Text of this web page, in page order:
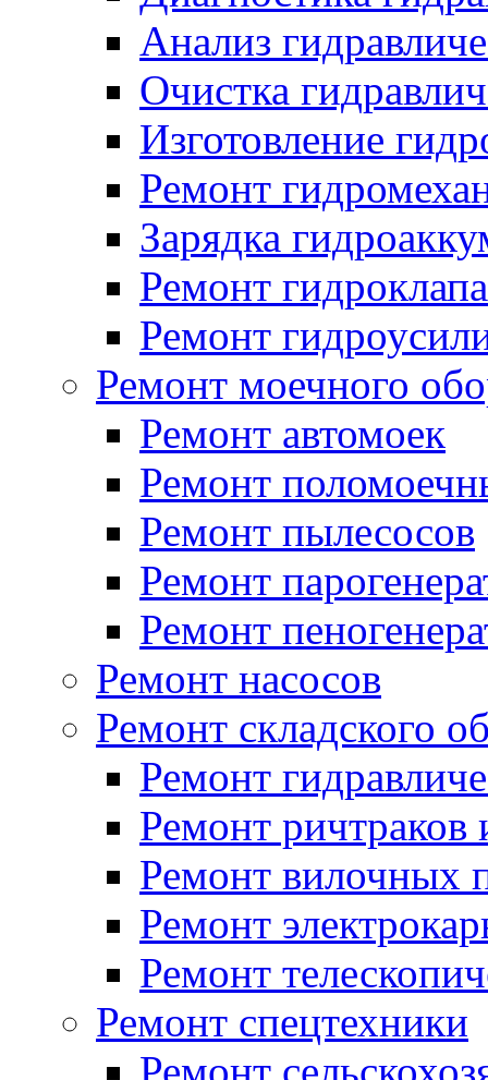
Анализ
Очистка
Изготовление
Ремонт
Зарядка
Ремонт
Ремонт
Ремонт моечного
Ремонт автомоек
Ремонт
Ремонт пылесосов
Ремонт
Ремонт
Ремонт насосов
Ремонт складского
Ремонт
Ремонт ричтраков
Ремонт вилочных
Ремонт
Ремонт
Ремонт спецтехники
Ремонт